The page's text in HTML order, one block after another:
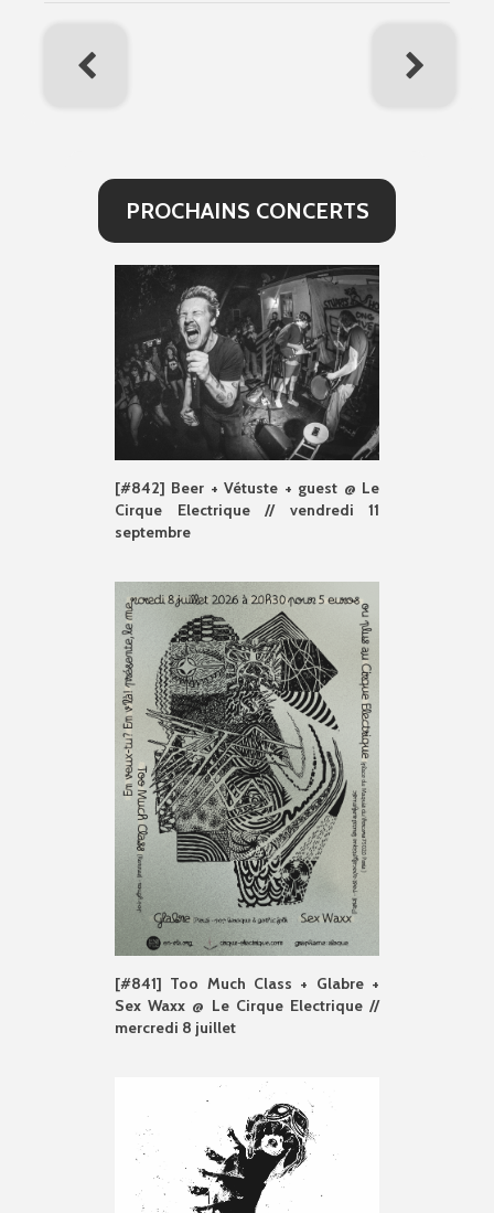
PROCHAINS CONCERTS
[#842] Beer + Vétuste + guest @ Le
Cirque Electrique // vendredi 11
septembre
[#841] Too Much Class + Glabre +
Sex Waxx @ Le Cirque Electrique //
mercredi 8 juillet